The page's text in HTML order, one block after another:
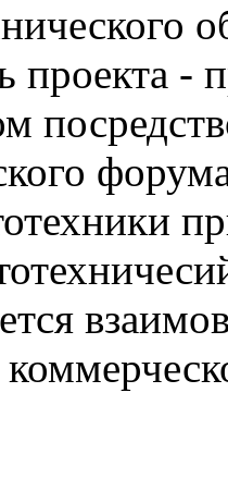
проекта -